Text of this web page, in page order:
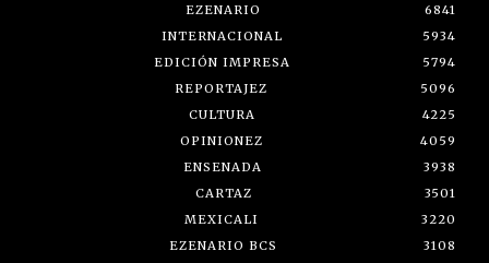
EZENARIO
6841
INTERNACIONAL
5934
EDICIÓN IMPRESA
5794
REPORTAJEZ
5096
CULTURA
4225
OPINIONEZ
4059
ENSENADA
3938
CARTAZ
3501
MEXICALI
3220
EZENARIO BCS
3108